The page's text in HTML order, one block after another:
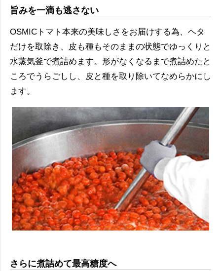
旨みを一滴も逃さない
OSMICトマト本来の美味しさをお届けする為、ヘタ
だけを取除き、皮も種もそのままの状態でゆっくりと
水蒸気釜で煮詰めます。形がなくなるまで煮詰めたと
ころでうらごしし、皮と種を取り除いてなめらかにし
ます。
さらに煮詰めて最高糖度へ